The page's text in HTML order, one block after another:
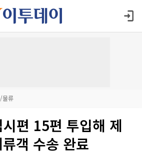
물류
편 15편 투입해 제
객 수송 완료